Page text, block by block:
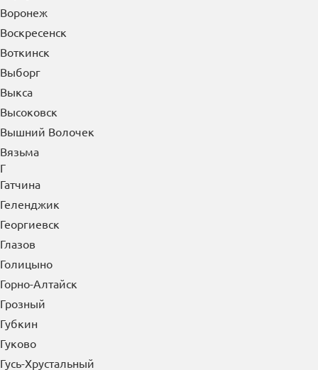
Волгодонск
Волжск
Волжский
Вологда
Волоколамск
Вольск
Воркута
Воронеж
Воскресенск
Воткинск
Выборг
Выкса
Высоковск
Вышний Волочек
Вязьма
Г
Гатчина
Геленджик
Георгиевск